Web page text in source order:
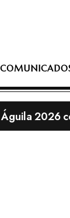
2026
resultan
la barba o el